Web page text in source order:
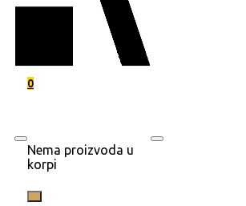
0
Nema proizvoda u
korpi